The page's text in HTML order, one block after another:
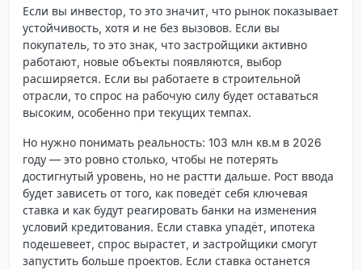
Если вы инвестор, то это значит, что рынок показывает
устойчивость, хотя и не без вызовов. Если вы
покупатель, то это знак, что застройщики активно
работают, новые объекты появляются, выбор
расширяется. Если вы работаете в строительной
отрасли, то спрос на рабочую силу будет оставаться
высоким, особенно при текущих темпах.
Но нужно понимать реальность: 103 млн кв.м в 2026
году — это ровно столько, чтобы не потерять
достигнутый уровень, но не растти дальше. Рост ввода
будет зависеть от того, как поведёт себя ключевая
ставка и как будут реагировать банки на изменения
условий кредитования. Если ставка упадёт, ипотека
подешевеет, спрос вырастет, и застройщики смогут
запустить больше проектов. Если ставка останется